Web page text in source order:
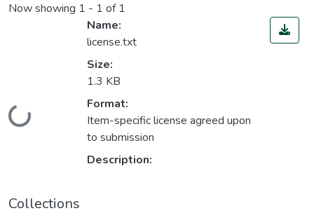
Now showing 1 - 1 of 1
Loading...
Name:
license.txt
Size:
1.3 KB
Format:
Item-specific license agreed upon
to submission
Description:
Collections